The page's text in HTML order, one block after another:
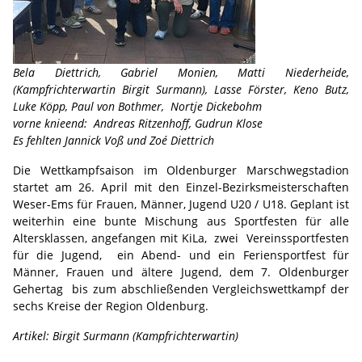
Bela Diettrich, Gabriel Monien, Matti Niederheide,
(Kampfrichterwartin Birgit Surmann), Lasse Förster, Keno Butz,
Luke Köpp, Paul von Bothmer, Nortje Dickebohm
vorne knieend: Andreas Ritzenhoff, Gudrun Klose
Es fehlten Jannick Voß und Zoé Diettrich
Die Wettkampfsaison im Oldenburger Marschwegstadion
startet am 26. April mit den Einzel-Bezirksmeisterschaften
Weser-Ems für Frauen, Männer, Jugend U20 / U18. Geplant ist
weiterhin eine bunte Mischung aus Sportfesten für alle
Altersklassen, angefangen mit KiLa, zwei Vereinssportfesten
für die Jugend, ein Abend- und ein Feriensportfest für
Männer, Frauen und ältere Jugend, dem 7. Oldenburger
Gehertag bis zum abschließenden Vergleichswettkampf der
sechs Kreise der Region Oldenburg.
Artikel: Birgit Surmann (Kampfrichterwartin)